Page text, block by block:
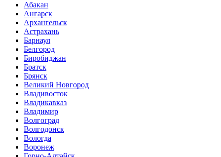
Абакан
Ангарск
Архангельск
Астрахань
Барнаул
Белгород
Биробиджан
Братск
Брянск
Великий Новгород
Владивосток
Владикавказ
Владимир
Волгоград
Волгодонск
Вологда
Воронеж